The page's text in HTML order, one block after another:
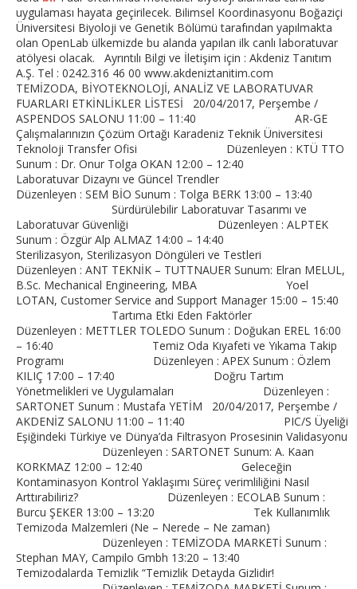
uygulaması hayata geçirilecek. Bilimsel Koordinasyonu Boğaziçi
Üniversitesi Biyoloji ve Genetik Bölümü tarafından yapılmakta
olan OpenLab ülkemizde bu alanda yapılan ilk canlı laboratuvar
atölyesi olacak. Ayrıntılı Bilgi ve İletişim için : Akdeniz Tanıtım
A.Ş. Tel : 0242.316 46 00 www.akdeniztanitim.com
TEMİZODA, BİYOTEKNOLOJİ, ANALİZ VE LABORATUVAR
FUARLARI ETKİNLİKLER LİSTESİ 20/04/2017, Perşembe /
ASPENDOS SALONU 11:00 – 11:40 AR-GE
Çalışmalarınızın Çözüm Ortağı Karadeniz Teknik Üniversitesi
Teknoloji Transfer Ofisi Düzenleyen : KTÜ TTO
Sunum : Dr. Onur Tolga OKAN 12:00 – 12:40
Laboratuvar Dizaynı ve Güncel Trendler
Düzenleyen : SEM BİO Sunum : Tolga BERK 13:00 – 13:40
Sürdürülebilir Laboratuvar Tasarımı ve
Laboratuvar Güvenliği Düzenleyen : ALPTEK
Sunum : Özgür Alp ALMAZ 14:00 – 14:40
Sterilizasyon, Sterilizasyon Döngüleri ve Testleri
Düzenleyen : ANT TEKNİK – TUTTNAUER Sunum: Elran MELUL,
B.Sc. Mechanical Engineering, MBA Yoel
LOTAN, Customer Service and Support Manager 15:00 – 15:40
Tartıma Etki Eden Faktörler
Düzenleyen : METTLER TOLEDO Sunum : Doğukan EREL 16:00
– 16:40 Temiz Oda Kıyafeti ve Yıkama Takip
Programı Düzenleyen : APEX Sunum : Özlem
KILIÇ 17:00 – 17:40 Doğru Tartım
Yönetmelikleri ve Uygulamaları Düzenleyen :
SARTONET Sunum : Mustafa YETİM 20/04/2017, Perşembe /
AKDENİZ SALONU 11:00 – 11:40 PIC/S Üyeliği
Eşiğindeki Türkiye ve Dünya’da Filtrasyon Prosesinin Validasyonu
Düzenleyen : SARTONET Sunum: A. Kaan
KORKMAZ 12:00 – 12:40 Geleceğin
Kontaminasyon Kontrol Yaklaşımı Süreç verimliliğini Nasıl
Arttırabiliriz? Düzenleyen : ECOLAB Sunum :
Burcu ŞEKER 13:00 – 13:20 Tek Kullanımlık
Temizoda Malzemleri (Ne – Nerede – Ne zaman)
Düzenleyen : TEMİZODA MARKETİ Sunum :
Stephan MAY, Campilo Gmbh 13:20 – 13:40
Temizodalarda Temizlik “Temizlik Detayda Gizlidir!